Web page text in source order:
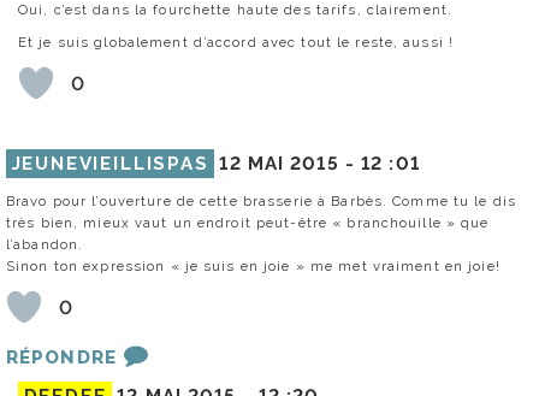
Oui, c’est dans la fourchette haute des tarifs, clairement.
Et je suis globalement d’accord avec tout le reste, aussi !
0
JEUNEVIEILLISPAS 12 MAI 2015 -12 :01
Bravo pour l’ouverture de cette brasserie à Barbès. Comme tu le dis
très bien, mieux vaut un endroit peut-être « branchouille » que
l’abandon.
Sinon ton expression « je suis en joie » me met vraiment en joie!
0
RÉPONDRE